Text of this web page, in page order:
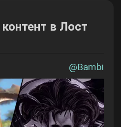
в Лост
@Bambi